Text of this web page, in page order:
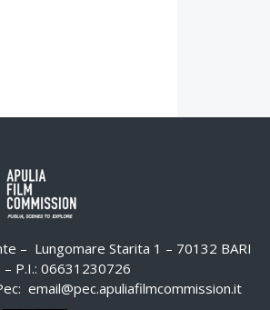
– Lungomare Starita 1 – 70132 BARI
P.I.: 06631230726
email@pec.apuliafilmcommission.it